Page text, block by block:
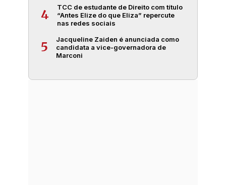
4
TCC de estudante de Direito com título
“Antes Elize do que Eliza” repercute
nas redes sociais
5
Jacqueline Zaiden é anunciada como
candidata a vice-governadora de
Marconi